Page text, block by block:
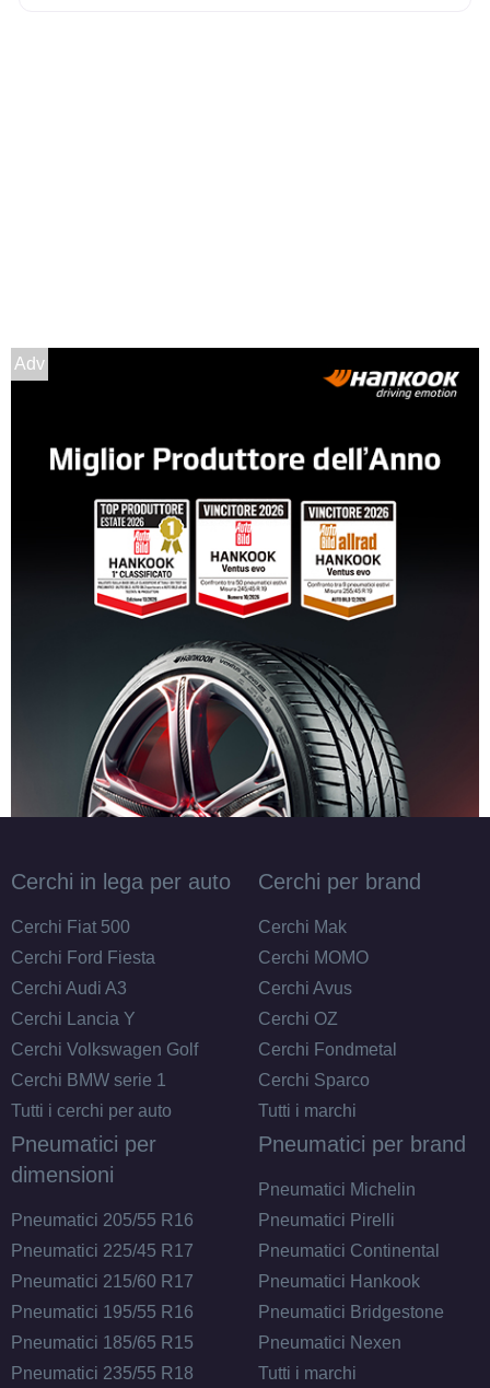
Adv
Cerchi in lega per auto
Cerchi Fiat 500
Cerchi Ford Fiesta
Cerchi Audi A3
Cerchi Lancia Y
Cerchi Volkswagen Golf
Cerchi BMW serie 1
Tutti i cerchi per auto
Cerchi per brand
Cerchi Mak
Cerchi MOMO
Cerchi Avus
Cerchi OZ
Cerchi Fondmetal
Cerchi Sparco
Tutti i marchi
Pneumatici per
dimensioni
Pneumatici 205/55 R16
Pneumatici 225/45 R17
Pneumatici 215/60 R17
Pneumatici 195/55 R16
Pneumatici 185/65 R15
Pneumatici 235/55 R18
Pneumatici per brand
Pneumatici Michelin
Pneumatici Pirelli
Pneumatici Continental
Pneumatici Hankook
Pneumatici Bridgestone
Pneumatici Nexen
Tutti i marchi